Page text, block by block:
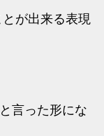
が出来る表現
言った形にな